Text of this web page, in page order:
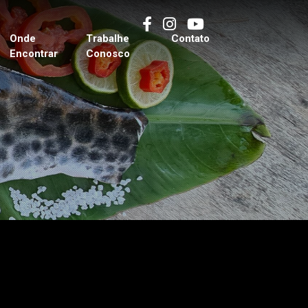
Onde
Encontrar
Trabalhe
Conosco
Contato